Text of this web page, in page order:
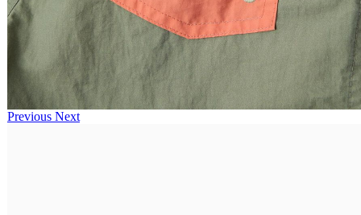
Previous Next